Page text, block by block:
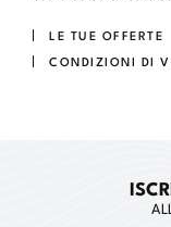
LE TUE OFFERTE
CONDIZIONI DI